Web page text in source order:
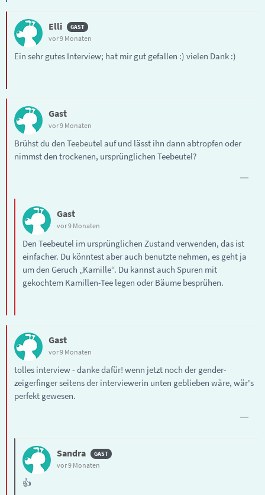
Elli
vor 9 Monaten
Ein sehr gutes Interview; hat mir gut gefallen :) vielen Dank :)
Gast
vor 9 Monaten
Brühst du den Teebeutel auf und lässt ihn dann abtropfen oder
nimmst den trockenen, ursprünglichen Teebeutel?
Gast
vor 9 Monaten
Den Teebeutel im ursprünglichen Zustand verwenden, das ist
einfacher. Du könntest aber auch benutzte nehmen, es geht ja
um den Geruch „Kamille“. Du kannst auch Spuren mit
gekochtem Kamillen-Tee legen oder Bäume besprühen.
Gast
vor 9 Monaten
tolles interview - danke dafür! wenn jetzt noch der gender-
zeigerfinger seitens der interviewerin unten geblieben wäre, wär's
perfekt gewesen.
Sandra
vor 9 Monaten
👍